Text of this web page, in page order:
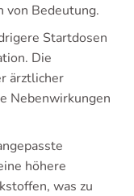
von Bedeutung.
Startdosen
Die
ärztlicher
Nebenwirkungen
höhere
was zu